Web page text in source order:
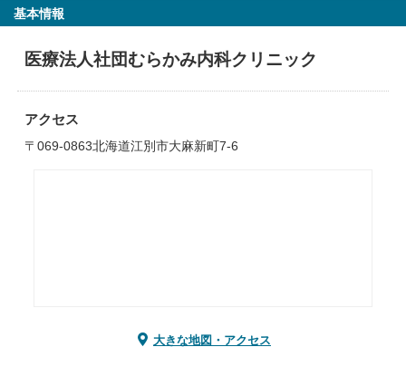
基本情報
医療法人社団むらかみ内科クリニック
アクセス
〒069-0863北海道江別市大麻新町7-6
大きな地図・アクセス